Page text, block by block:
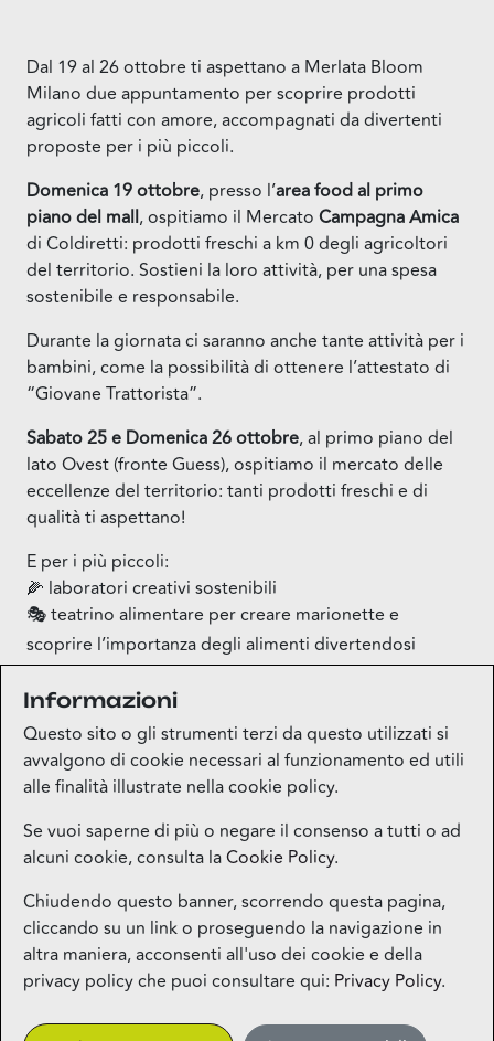
Dal 19 al 26 ottobre ti aspettano a Merlata Bloom
Milano due appuntamento per scoprire prodotti
agricoli fatti con amore, accompagnati da divertenti
proposte per i più piccoli.
Domenica 19 ottobre, presso l’area food al primo
piano del mall, ospitiamo il Mercato Campagna Amica
di Coldiretti: prodotti freschi a km 0 degli agricoltori
del territorio. Sostieni la loro attività, per una spesa
sostenibile e responsabile.
Durante la giornata ci saranno anche tante attività per i
bambini, come la possibilità di ottenere l’attestato di
“Giovane Trattorista”.
Sabato 25 e Domenica 26 ottobre, al primo piano del
lato Ovest (fronte Guess), ospitiamo il mercato delle
eccellenze del territorio: tanti prodotti freschi e di
qualità ti aspettano!
E per i più piccoli:
🌽 laboratori creativi sostenibili
🎭 teatrino alimentare per creare marionette e
scoprire l’importanza degli alimenti divertendosi
Gli stand saranno attivi dalle 10:00 alle 20:00 circa.
Informazioni
Questo sito o gli strumenti terzi da questo utilizzati si
avvalgono di cookie necessari al funzionamento ed utili
alle finalità illustrate nella cookie policy.
Se vuoi saperne di più o negare il consenso a tutti o ad
alcuni cookie, consulta laCookie Policy.
Chiudendo questo banner, scorrendo questa pagina,
cliccando su un link o proseguendo la navigazione in
altra maniera, acconsenti all'uso dei cookie e della
privacy policy che puoi consultare qui: Privacy Policy.
Contatti